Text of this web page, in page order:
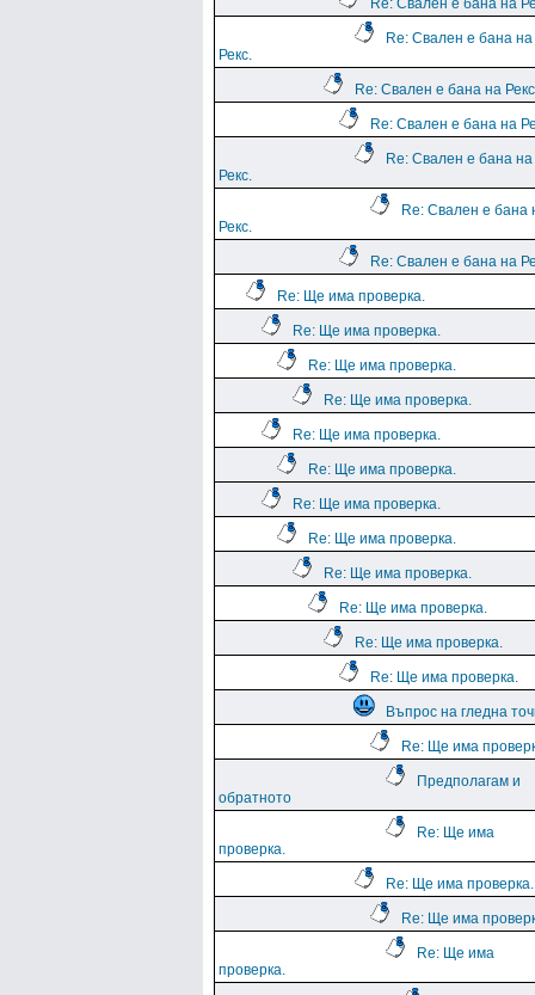
Re: Свален е бана на
Re: Свален е бана на
Рекс.
Re: Свален е бана на
Re: Свален е бана на
Re: Свален е бана на
Рекс.
Re: Свален е бана
Рекс.
Re: Свален е бана на
Re: Ще има проверка.
Re: Ще има проверка.
Re: Ще има проверка.
Re: Ще има проверка.
Re: Ще има проверка.
Re: Ще има проверка.
Re: Ще има проверка.
Re: Ще има проверка.
Re: Ще има проверка.
Re: Ще има проверка.
Re: Ще има проверка.
Re: Ще има проверка.
Въпрос на гледна
Re: Ще има
Предполагам и
обратното
Re: Ще има
проверка.
Re: Ще има проверка.
Re: Ще има
Re: Ще има
проверка.